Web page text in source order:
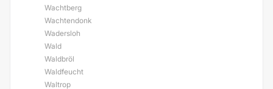
Wachtberg
Wachtendonk
Wadersloh
Wald
Waldbröl
Waldfeucht
Waltrop